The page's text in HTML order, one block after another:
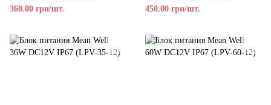
360.00 грн/шт.
450.00 грн/шт.